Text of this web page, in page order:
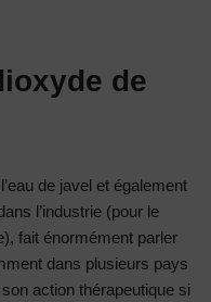
de
de javel et également
l’industrie (pour le
fait énormément parler
dans plusieurs pays
action thérapeutique si